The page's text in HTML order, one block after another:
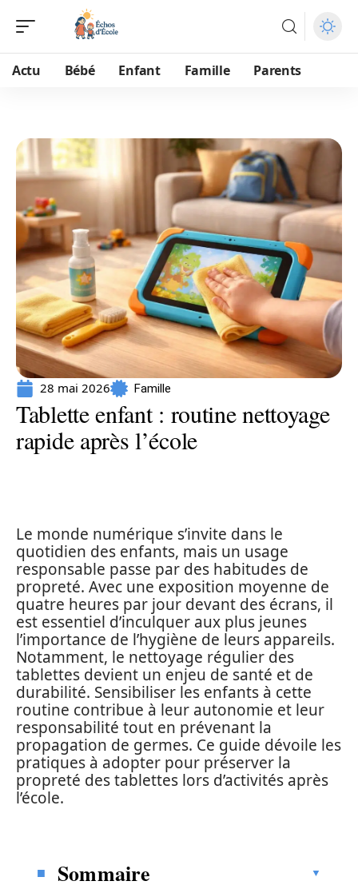
Actu Bébé Enfant Famille Parents
28 mai 2026 Famille
Tablette enfant : routine nettoyage
rapide après l’école
Le monde numérique s’invite dans le
quotidien des enfants, mais un usage
responsable passe par des habitudes de
propreté. Avec une exposition moyenne de
quatre heures par jour devant des écrans, il
est essentiel d’inculquer aux plus jeunes
l’importance de l’hygiène de leurs appareils.
Notamment, le nettoyage régulier des
tablettes devient un enjeu de santé et de
durabilité. Sensibiliser les enfants à cette
routine contribue à leur autonomie et leur
responsabilité tout en prévenant la
propagation de germes. Ce guide dévoile les
pratiques à adopter pour préserver la
propreté des tablettes lors d’activités après
l’école.
Sommaire